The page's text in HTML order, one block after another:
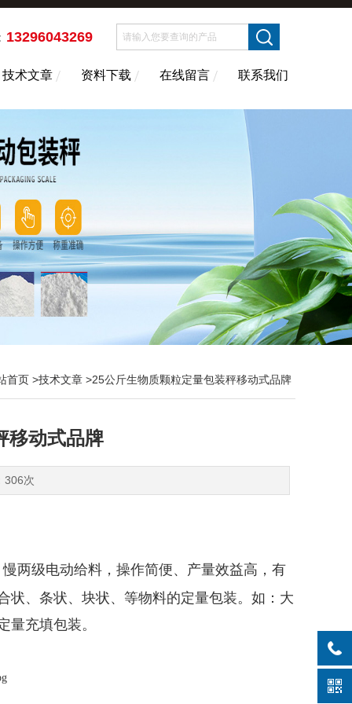
13296043269
技术文章 资料下载 在线留言 联系我们
首页 >技术文章 >25公斤生物质颗粒定量包装秤移动式品牌
移动式品牌
306次
两级电动给料，操作简便、产量效益高，有
状、条状、块状、等物料的定量包装。如：大
充填包装。